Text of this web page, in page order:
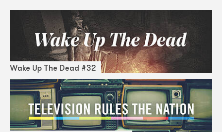
Wake Up The Dead #32